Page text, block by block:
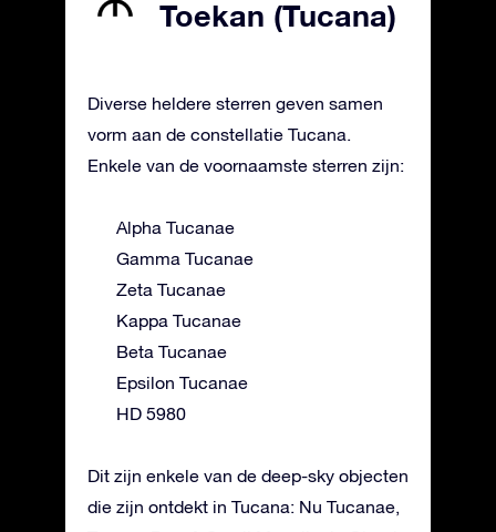
Toekan (Tucana)
Diverse heldere sterren geven samen
vorm aan de constellatie Tucana.
Enkele van de voornaamste sterren zijn:
Alpha Tucanae
Gamma Tucanae
Zeta Tucanae
Kappa Tucanae
Beta Tucanae
Epsilon Tucanae
HD 5980
Dit zijn enkele van de deep-sky objecten
die zijn ontdekt in Tucana: Nu Tucanae,